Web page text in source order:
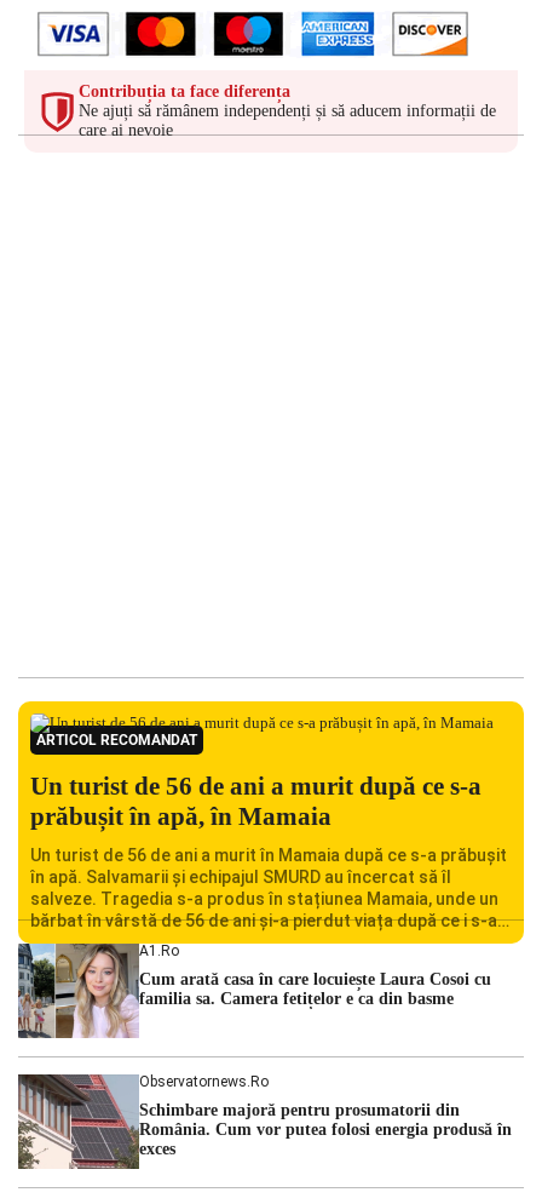
Contribuția ta face diferența
Ne ajuți să rămânem independenți și să aducem informații de
care ai nevoie
ARTICOL RECOMANDAT
Un turist de 56 de ani a murit după ce s-a
prăbușit în apă, în Mamaia
Un turist de 56 de ani a murit în Mamaia după ce s-a prăbușit
în apă. Salvamarii și echipajul SMURD au încercat să îl
salveze. Tragedia s-a produs în stațiunea Mamaia, unde un
bărbat în vârstă de 56 de ani și-a pierdut viața după ce i s-a
făcut rău în timp ce se afla în […]
A1.ro
Cum arată casa în care locuiește Laura Cosoi cu
familia sa. Camera fetițelor e ca din basme
Observatornews.ro
Schimbare majoră pentru prosumatorii din
România. Cum vor putea folosi energia produsă în
exces